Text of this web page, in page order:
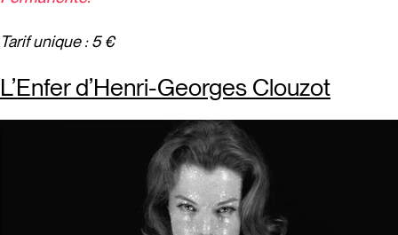
Tarif unique : 5 €
L’Enfer d’Henri-Georges Clouzot